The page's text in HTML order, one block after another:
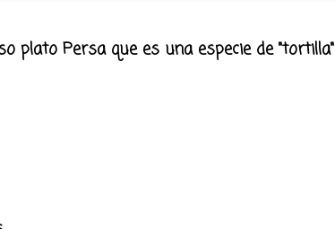
plato Persa que es una especie de